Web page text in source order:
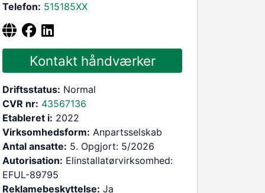
Telefon: 515185XX
Kontakt håndværker
Driftsstatus: Normal
CVR nr: 43567136
Etableret i: 2022
Virksomhedsform: Anpartsselskab
Antal ansatte: 5. Opgjort: 5/2026
Autorisation: Elinstallatørvirksomhed:
EFUL-89795
Reklamebeskyttelse: Ja